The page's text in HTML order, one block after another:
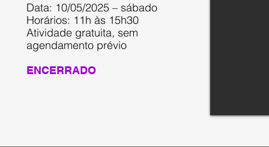
Data: 10/05/2025 – sábado
Horários: 11h às 15h30
Atividade gratuita, sem
agendamento prévio
ENCERRADO